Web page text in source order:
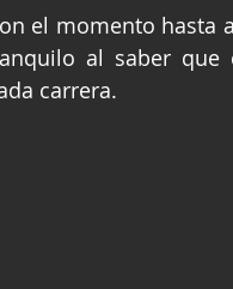
el momento hasta
al saber
carrera.